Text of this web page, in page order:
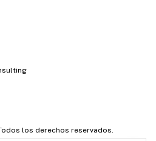
los derechos reservados.